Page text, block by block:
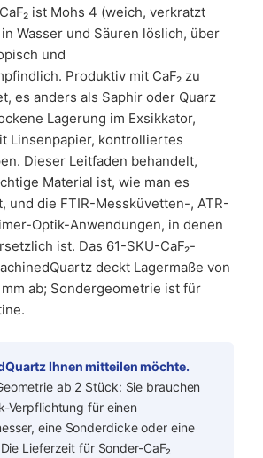
ist Mohs 4 (weich, verkratzt
Wasser und Säuren löslich, über
und
Produktiv mit CaF₂ zu
es anders als Saphir oder Quarz
Lagerung im Exsikkator,
Linsenpapier, kontrolliertes
Dieser Leitfaden behandelt,
Material ist, wie man es
und die FTIR-Messküvetten-, ATR-
Optik-Anwendungen, in denen
ist. Das 61-SKU-CaF₂-
deckt Lagermaße von
ab; Sondergeometrie ist für
Ihnen mitteilen möchte.
ab 2 Stück: Sie brauchen
Verpflichtung für einen
eine Sonderdicke oder eine
Lieferzeit für Sonder-CaF₂